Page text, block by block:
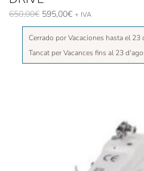
650,00€ El
precio
original
era:
650,00€.
595,00€El
precio
actual
es:
595,00€.
+ IVA
Cerrado por Vacaciones hasta el 23
Tancat per Vacances fins al 23